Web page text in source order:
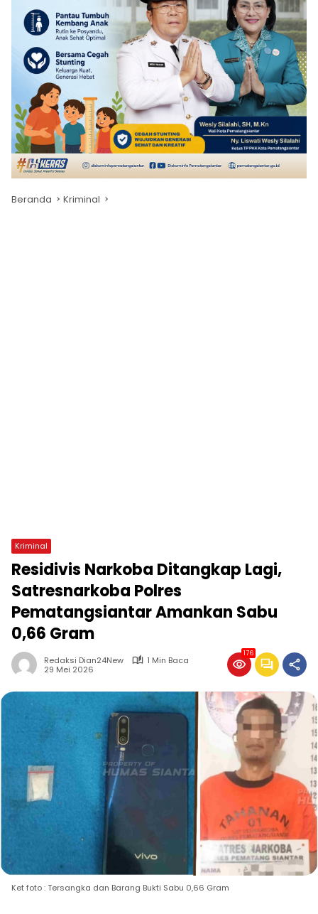
Beranda Kriminal
Kriminal
Residivis Narkoba Ditangkap Lagi,
Satresnarkoba Polres
Pematangsiantar Amankan Sabu
0,66 Gram
Redaksi Dian24New
1 Min Baca
29 Mei 2026
176
Ket foto : Tersangka dan Barang Bukti Sabu 0,66 Gram